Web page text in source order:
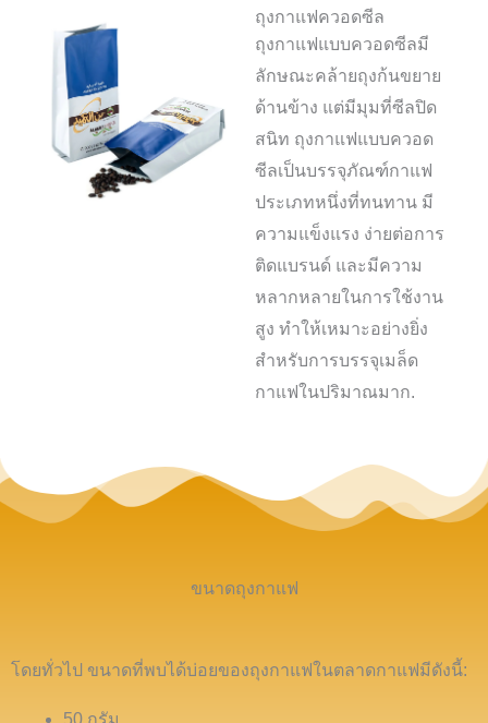
ถุงกาแฟควอดซีล
ถุงกาแฟแบบควอดซีลมี
ลักษณะคล้ายถุงก้นขยาย
ด้านข้าง แต่มีมุมที่ซีลปิด
สนิท ถุงกาแฟแบบควอด
ซีลเป็นบรรจุภัณฑ์กาแฟ
ประเภทหนึ่งที่ทนทาน มี
ความแข็งแรง ง่ายต่อการ
ติดแบรนด์ และมีความ
หลากหลายในการใช้งาน
สูง ทำให้เหมาะอย่างยิ่ง
สำหรับการบรรจุเมล็ด
กาแฟในปริมาณมาก.
ขนาดถุงกาแฟ
โดยทั่วไป ขนาดที่พบได้บ่อยของถุงกาแฟในตลาดกาแฟมีดังนี้: